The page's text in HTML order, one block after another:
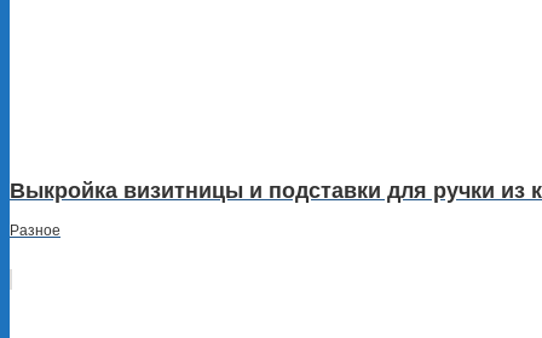
Выкройка визитницы и подставки для ручки из
Разное